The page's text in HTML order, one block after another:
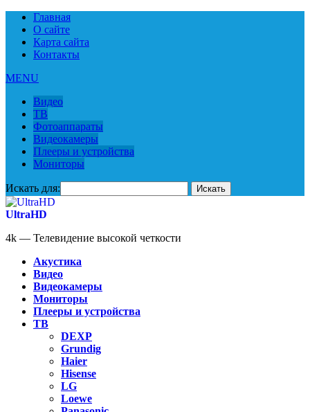
Главная
О сайте
Карта сайта
Контакты
MENU
Видео
ТВ
Фотоаппараты
Видеокамеры
Плееры и устройства
Мониторы
Искать для:
UltraHD
4k — Телевидение высокой четкости
Акустика
Видео
Видеокамеры
Мониторы
Плееры и устройства
ТВ
DEXP
Grundig
Haier
Hisense
LG
Loewe